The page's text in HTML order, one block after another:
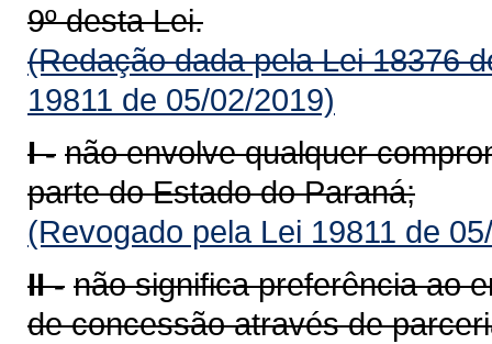
9º desta Lei.
(Redação dada pela Lei 18376
19811 de 05/02/2019)
I - não envolve qualquer
parte do Estado do Paraná;
(Revogado pela Lei 19811 de
II - não significa preferência ao
de concessão através de